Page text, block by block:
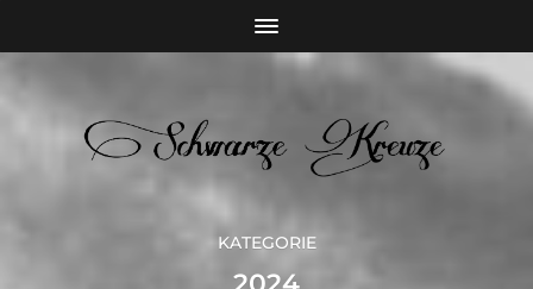
KATEGORIE